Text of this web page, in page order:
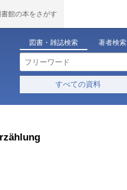
館の本をさがす
図書・雑誌検索 著者検索
すべての資料